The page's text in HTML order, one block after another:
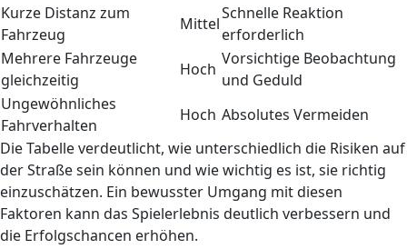
Kurze Distanz zum
Fahrzeug
Mittel
Schnelle Reaktion
erforderlich
Mehrere Fahrzeuge
gleichzeitig
Hoch
Vorsichtige Beobachtung
und Geduld
Ungewöhnliches
Fahrverhalten
Hoch Absolutes Vermeiden
Die Tabelle verdeutlicht, wie unterschiedlich die Risiken auf
der Straße sein können und wie wichtig es ist, sie richtig
einzuschätzen. Ein bewusster Umgang mit diesen
Faktoren kann das Spielerlebnis deutlich verbessern und
die Erfolgschancen erhöhen.